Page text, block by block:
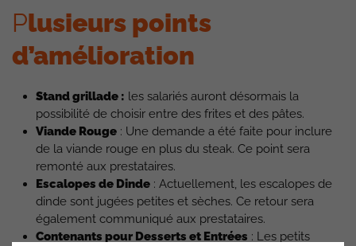
Plusieurs points
d’amélioration
Stand grillade : les salariés auront désormais la
possibilité de choisir entre des frites et des pâtes.
Viande Rouge : Une demande a été faite pour inclure
de la viande rouge en plus du steak. Ce point sera
remonté aux prestataires.
Escalopes de Dinde : Actuellement, les escalopes de
dinde sont jugées petites et sèches. Ce retour sera
également communiqué aux prestataires.
Contenants pour Desserts et Entrées : Les petits